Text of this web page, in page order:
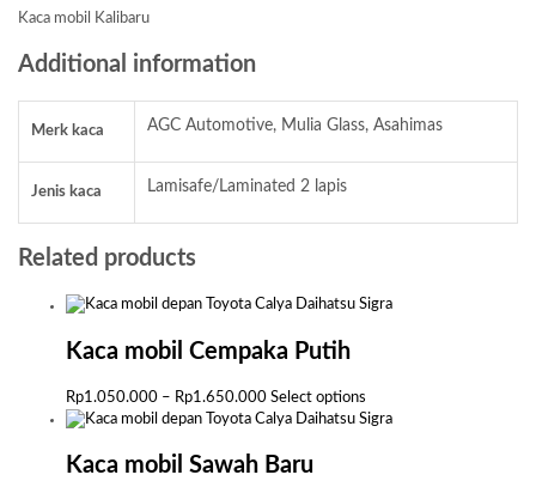
Kaca mobil Kalibaru
Additional information
Merk kaca AGC Automotive, Mulia Glass, Asahimas
Jenis kaca Lamisafe/Laminated 2 lapis
Related products
Kaca mobil Cempaka Putih
Rp1.050.000 – Rp1.650.000Price
range:
through
Select options
product
Kaca mobil Sawah Baru